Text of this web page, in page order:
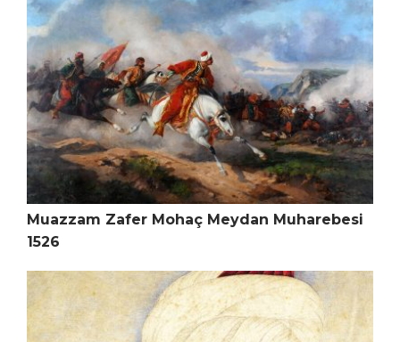
Muazzam Zafer Mohaç Meydan Muharebesi
1526